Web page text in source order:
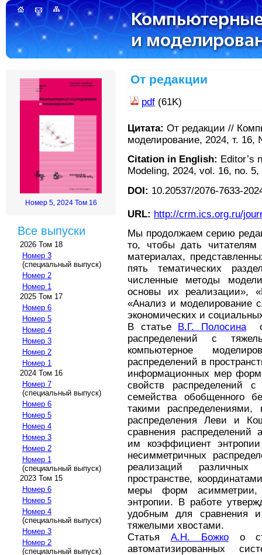
Номер 5, 2024 Том 16
Все выпуски
2026 Том 18
Номер 3
(специальный выпуск)
Номер 2
Номер 1
2025 Том 17
Номер 6
Номер 5
Номер 4
Номер 3
Номер 2
Номер 1
2024 Том 16
Номер 7
(специальный выпуск)
Номер 6
Номер 5
Номер 4
Номер 3
Номер 2
Номер 1
(специальный выпуск)
2023 Том 15
Номер 6
Номер 5
Номер 4
(специальный выпуск)
Номер 3
Номер 2
(специальный выпуск)
От редакции
pdf (61K)
Цитата: От редакции //
моделирование, 2024, т. 16,
Citation in English: Editor’s
Modeling, 2024, vol. 16, no. 5,
DOI: 10.20537/2076-7633-
URL: http://crm.ics.org.ru/
Мы продолжаем серию
то, чтобы дать
материалах,
пять тематических
численные методы
основы их реализации»,
«Анализ и моделирование
экономических и
В статье В.Г. Полосина
распределений с
компьютерное
распределений в
информационных мер
свойств распределений
семейства обобщенного
такими распределениями,
распределения Леви и
сравнения распределений
им коэффициент
несимметричных
реализаций
пространстве,
меры форм асимметрии,
энтропии. В работе
удобным для сравнения
тяжелыми хвостами.
Статья А.Н. Божко
о
автоматизированных